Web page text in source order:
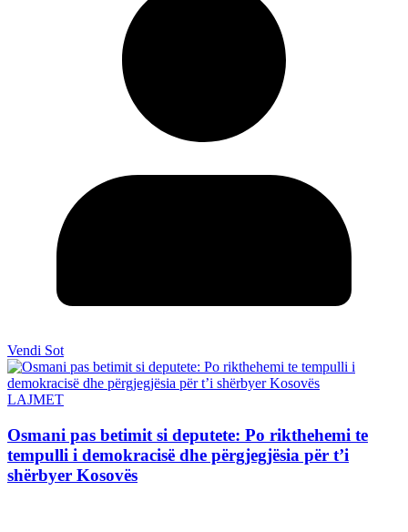
Vendi Sot
LAJMET
Osmani pas betimit si deputete: Po rikthehemi te
tempulli i demokracisë dhe përgjegjësia për t’i
shërbyer Kosovës